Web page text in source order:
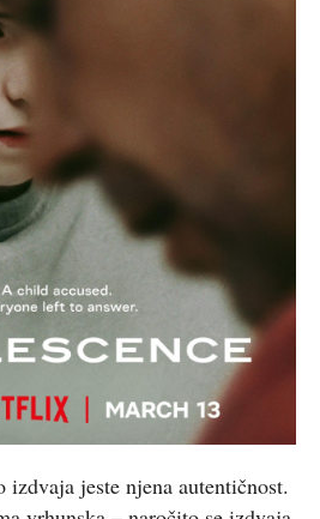
izdvaja jeste njena autentičnost.